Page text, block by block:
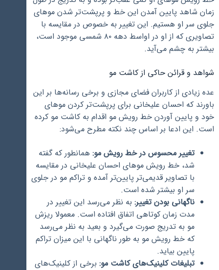
زمان شاهد پایین آمدن این خط و پرپشت‌تر شدن موهای
جلوی سر او هستیم. این تغییر به خصوص در مقایسه با
تصاویری که از او در اواسط دهه ۸۰ شمسی موجود است،
بیشتر به چشم می‌آید.
شواهد و قرائن حاکی از کاشت مو
عده زیادی از کاربران فضای مجازی و برخی رسانه‌ها بر این
باورند که احسان علیخانی برای پرپشت‌تر کردن موهای
خود و پایین آوردن خط رویش مو اقدام به کاشت مو کرده
است. این ادعا بر اساس چند نکته مطرح می‌شود:
تغییر محسوس در خط رویش مو: همانطور که گفته
شد، خط رویش موهای احسان علیخانی در مقایسه
با تصاویر قدیمی‌تر پایین‌تر آمده و تراکم مو در جلوی
سر او بیشتر شده است.
ناگهانی بودن تغییر: به نظر می‌رسد این تغییر در
مدت زمان کوتاهی اتفاق افتاده است. معمولا ریزش
مو به تدریج صورت می‌گیرد و بعید به نظر می‌رسد
که خط رویش مو به طور ناگهانی با این میزان تراکم
پایین بیاید.
تبلیغات کلینیک‌های کاشت مو: برخی از کلینیک‌های